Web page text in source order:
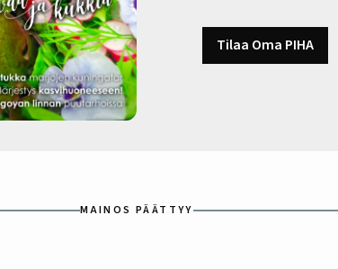
Tilaa Oma PIHA
MAINOS PÄÄTTYY